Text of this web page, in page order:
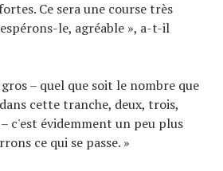
Ce sera une course très
le, agréable », a-t-il
– quel que soit le nombre que
cette tranche, deux, trois,
c'est évidemment un peu plus
ce qui se passe. »